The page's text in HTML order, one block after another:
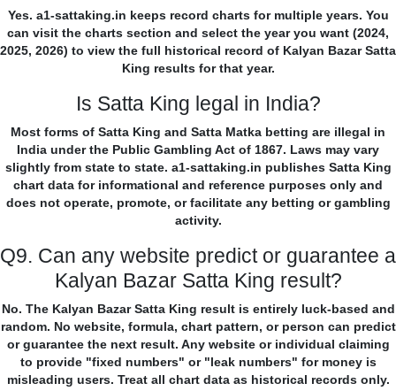
Yes. a1-sattaking.in keeps record charts for multiple years. You
can visit the charts section and select the year you want (2024,
2025, 2026) to view the full historical record of Kalyan Bazar Satta
King results for that year.
Is Satta King legal in India?
Most forms of Satta King and Satta Matka betting are illegal in
India under the Public Gambling Act of 1867. Laws may vary
slightly from state to state. a1-sattaking.in publishes Satta King
chart data for informational and reference purposes only and
does not operate, promote, or facilitate any betting or gambling
activity.
Q9. Can any website predict or guarantee a
Kalyan Bazar Satta King result?
No. The Kalyan Bazar Satta King result is entirely luck-based and
random. No website, formula, chart pattern, or person can predict
or guarantee the next result. Any website or individual claiming
to provide "fixed numbers" or "leak numbers" for money is
misleading users. Treat all chart data as historical records only.